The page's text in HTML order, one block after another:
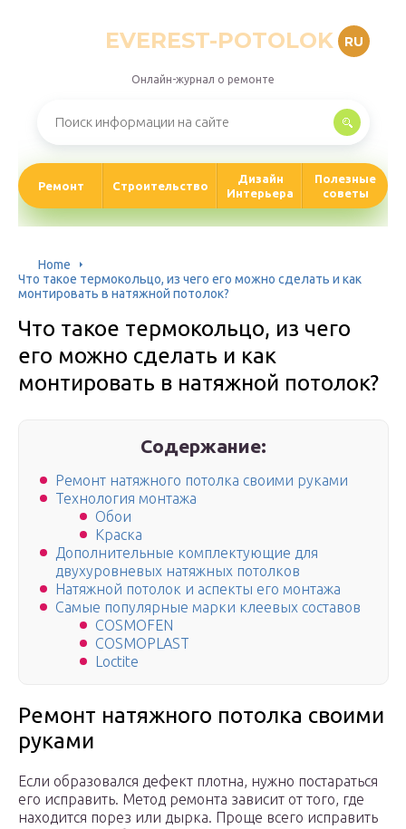
EVEREST-POTOLOK RU
Онлайн-журнал о ремонте
Ремонт Строительство
Дизайн
Интерьера
Полезные
советы
Home
Что такое термокольцо, из чего его можно сделать и как
монтировать в натяжной потолок?
Что такое термокольцо, из чего
его можно сделать и как
монтировать в натяжной потолок?
Содержание:
Ремонт натяжного потолка своими руками
Технология монтажа
Обои
Краска
Дополнительные комплектующие для
двухуровневых натяжных потолков
Натяжной потолок и аспекты его монтажа
Самые популярные марки клеевых составов
COSMOFEN
COSMOPLAST
Loctite
Ремонт натяжного потолка своими
руками
Если образовался дефект плотна, нужно постараться
его исправить. Метод ремонта зависит от того, где
находится порез или дырка. Проще всего исправить